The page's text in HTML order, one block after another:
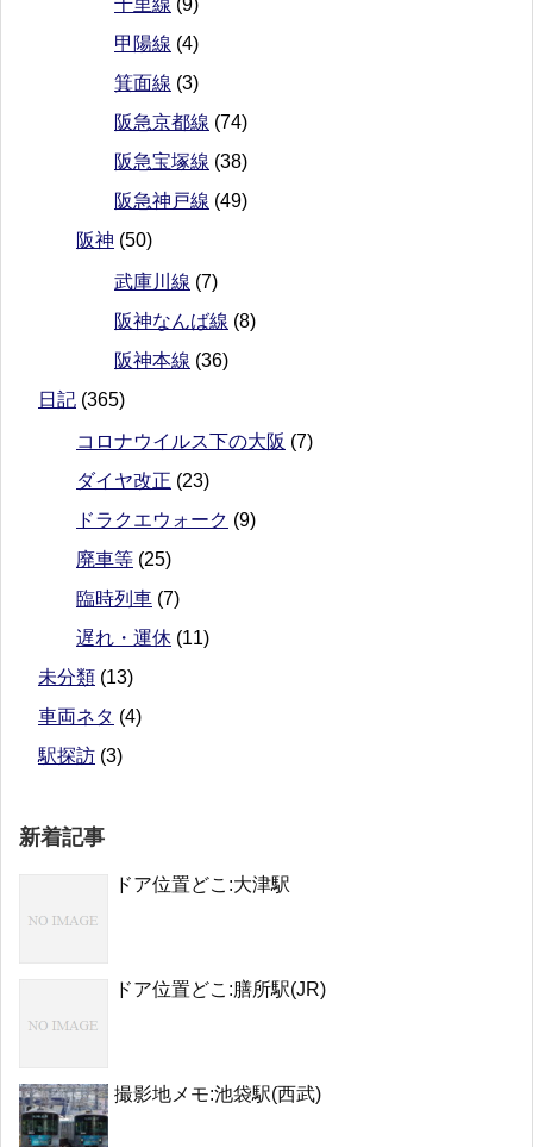
千里線 (9)
甲陽線 (4)
箕面線 (3)
阪急京都線 (74)
阪急宝塚線 (38)
阪急神戸線 (49)
阪神 (50)
武庫川線 (7)
阪神なんば線 (8)
阪神本線 (36)
日記 (365)
コロナウイルス下の大阪 (7)
ダイヤ改正 (23)
ドラクエウォーク (9)
廃車等 (25)
臨時列車 (7)
遅れ・運休 (11)
未分類 (13)
車両ネタ (4)
駅探訪 (3)
新着記事
ドア位置どこ:大津駅
ドア位置どこ:膳所駅(JR)
撮影地メモ:池袋駅(西武)